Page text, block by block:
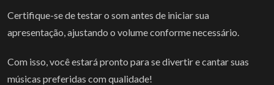
Certifique-se de testar o som antes de iniciar sua
apresentação, ajustando o volume conforme necessário.
Com isso, você estará pronto para se divertir e cantar suas
músicas preferidas com qualidade!